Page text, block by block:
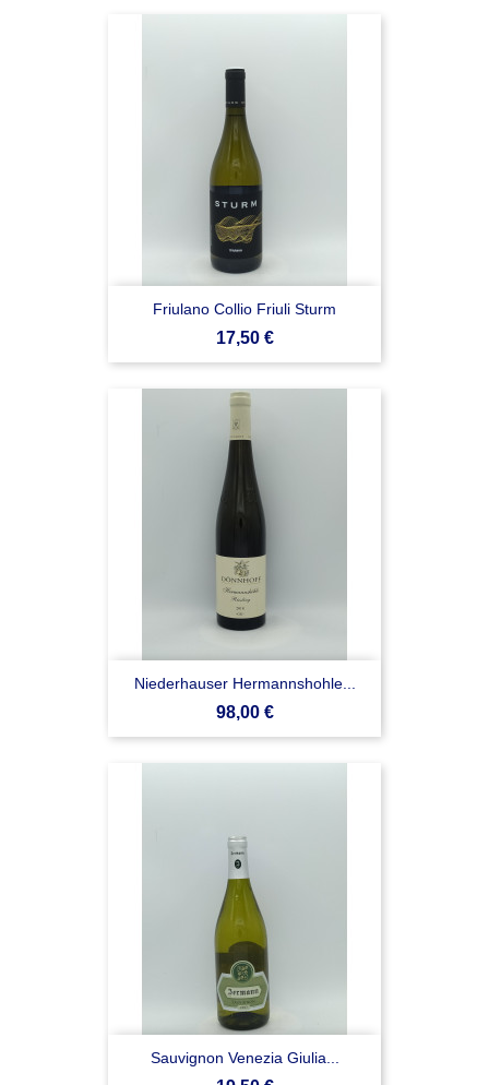
Friulano Collio Friuli Sturm
Prezzo
17,50 €
Niederhauser Hermannshohle...
Prezzo
98,00 €
Sauvignon Venezia Giulia...